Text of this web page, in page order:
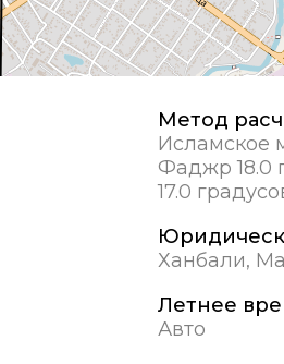
Метод
Исламское
Фаджр 18.0
17.0
Ханбали,
Летнее
Авто